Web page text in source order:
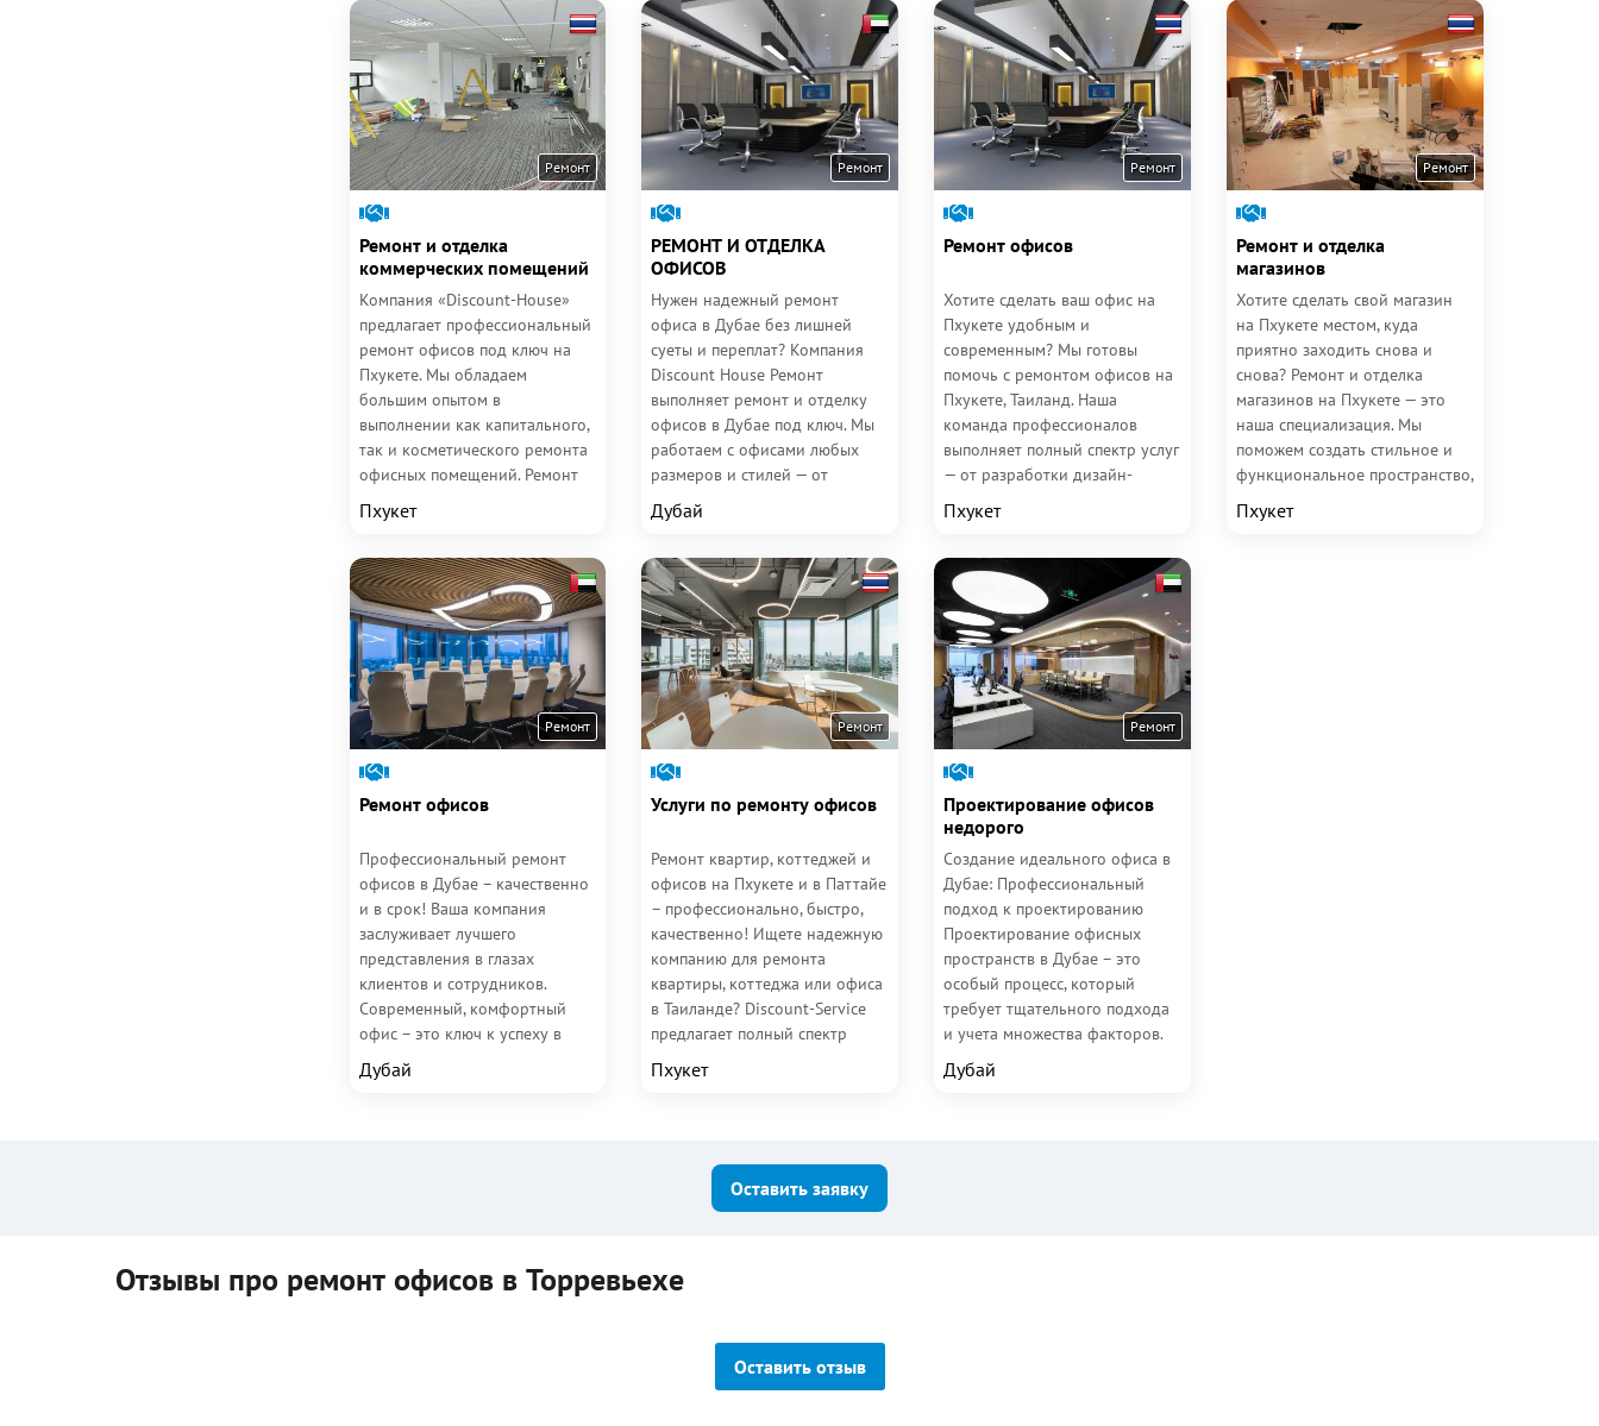
Ремонт
Ремонт и отделка
коммерческих помещений
Компания «Discount-House»
предлагает профессиональный
ремонт офисов под ключ на
Пхукете. Мы обладаем
большим опытом в
выполнении как капитального,
так и косметического ремонта
офисных помещений. Ремонт
офисов на Пхукете требует...
Пхукет
Ремонт
РЕМОНТ И ОТДЕЛКА
ОФИСОВ
Нужен надежный ремонт
офиса в Дубае без лишней
суеты и переплат? Компания
Discount House Ремонт
выполняет ремонт и отделку
офисов в Дубае под ключ. Мы
работаем с офисами любых
размеров и стилей — от
эконом до премиум. Всё
начинается с...
Дубай
Ремонт
Ремонт офисов
Хотите сделать ваш офис на
Пхукете удобным и
современным? Мы готовы
помочь с ремонтом офисов на
Пхукете, Таиланд. Наша
команда профессионалов
выполняет полный спектр услуг
— от разработки дизайн-
проекта до чистовой отделки и
сдачи объекта...
Пхукет
Ремонт
Ремонт и отделка
магазинов
Хотите сделать свой магазин
на Пхукете местом, куда
приятно заходить снова и
снова? Ремонт и отделка
магазинов на Пхукете — это
наша специализация. Мы
поможем создать стильное и
функциональное пространство,
которое привлечёт больше...
Пхукет
Ремонт
Ремонт офисов
Профессиональный ремонт
офисов в Дубае – качественно
и в срок! Ваша компания
заслуживает лучшего
представления в глазах
клиентов и сотрудников.
Современный, комфортный
офис – это ключ к успеху в
конкурентной среде Дубая.
Наша...
Дубай
Ремонт
Услуги по ремонту офисов
Ремонт квартир, коттеджей и
офисов на Пхукете и в Паттайе
– профессионально, быстро,
качественно! Ищете надежную
компанию для ремонта
квартиры, коттеджа или офиса
в Таиланде? Discount-Service
предлагает полный спектр
ремонтных и...
Пхукет
Ремонт
Проектирование офисов
недорого
Создание идеального офиса в
Дубае: Профессиональный
подход к проектированию
Проектирование офисных
пространств в Дубае – это
особый процесс, который
требует тщательного подхода
и учета множества факторов.
Уникальная рабочая среда...
Дубай
Оставить заявку
Отзывы про ремонт офисов в Торревьехе
Оставить отзыв